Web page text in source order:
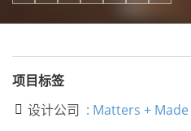
项目标签
 设计公司 : Matters + Made